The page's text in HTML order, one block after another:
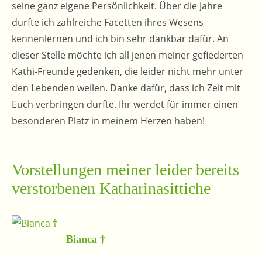
seine ganz eigene Persönlichkeit. Über die Jahre
durfte ich zahlreiche Facetten ihres Wesens
kennenlernen und ich bin sehr dankbar dafür. An
dieser Stelle möchte ich all jenen meiner gefiederten
Kathi-Freunde gedenken, die leider nicht mehr unter
den Lebenden weilen. Danke dafür, dass ich Zeit mit
Euch verbringen durfte. Ihr werdet für immer einen
besonderen Platz in meinem Herzen haben!
Vorstellungen meiner leider bereits
verstorbenen Katharinasittiche
Bianca †